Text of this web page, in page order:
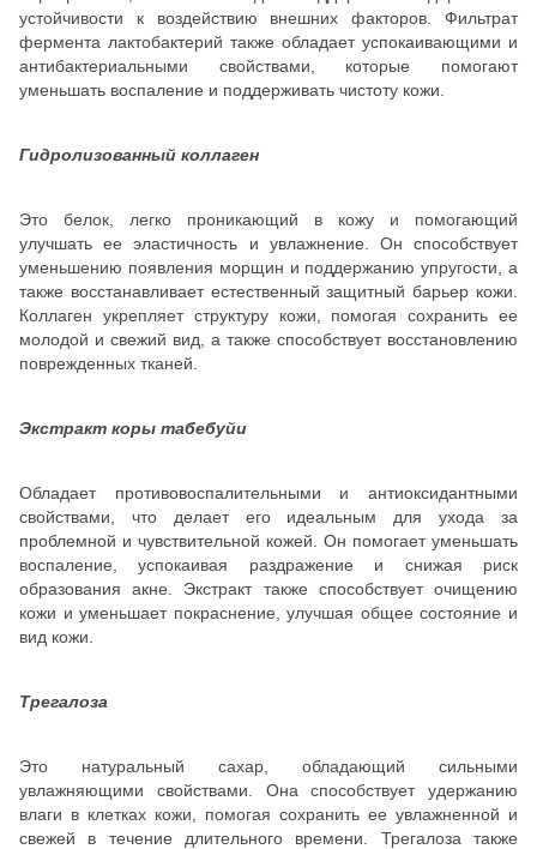
устойчивости к воздействию внешних факторов. Фильтрат
фермента лактобактерий также обладает успокаивающими и
антибактериальными свойствами, которые помогают
уменьшать воспаление и поддерживать чистоту кожи.
Гидролизованный коллаген
Это белок, легко проникающий в кожу и помогающий
улучшать ее эластичность и увлажнение. Он способствует
уменьшению появления морщин и поддержанию упругости, а
также восстанавливает естественный защитный барьер кожи.
Коллаген укрепляет структуру кожи, помогая сохранить ее
молодой и свежий вид, а также способствует восстановлению
поврежденных тканей.
Экстракт коры табебуйи
Обладает противовоспалительными и антиоксидантными
свойствами, что делает его идеальным для ухода за
проблемной и чувствительной кожей. Он помогает уменьшать
воспаление, успокаивая раздражение и снижая риск
образования акне. Экстракт также способствует очищению
кожи и уменьшает покраснение, улучшая общее состояние и
вид кожи.
Трегалоза
Это натуральный сахар, обладающий сильными
увлажняющими свойствами. Она способствует удержанию
влаги в клетках кожи, помогая сохранить ее увлажненной и
свежей в течение длительного времени. Трегалоза также